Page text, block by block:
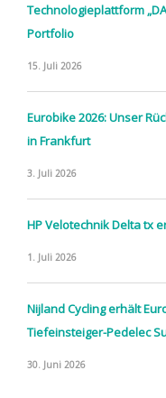
Technologieplattform
Portfolio
15. Juli 2026
Eurobike 2026: Unser
in Frankfurt
3. Juli 2026
HP Velotechnik Delta tx
1. Juli 2026
Nijland Cycling erhält
Tiefeinsteiger-Pedelec
30. Juni 2026